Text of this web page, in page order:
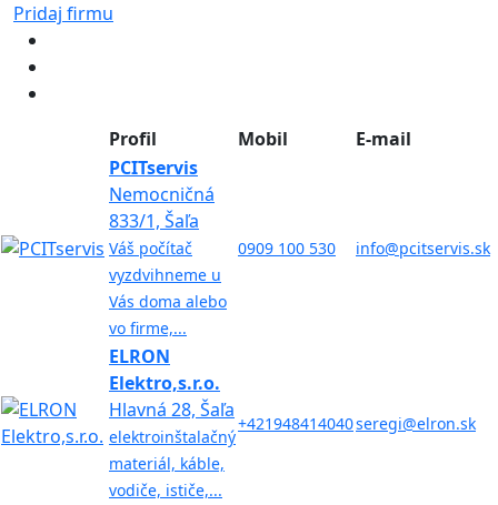
Pridaj firmu
Profil Mobil
E-mail
PCITservis
Nemocničná
833/1, Šaľa
Váš počítač
vyzdvihneme u
Vás doma alebo
vo firme,...
0909 100 530 info@pcitservis.sk
ELRON
Elektro,s.r.o.
Hlavná 28, Šaľa
elektroinštalačný
materiál, káble,
vodiče, ističe,...
+421948414040seregi@elron.sk